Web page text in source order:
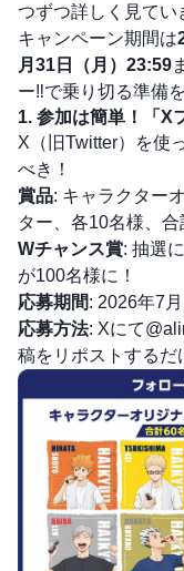
つずつ詳しく見てい
キャンペーン期間は
月31日（月）23:59
ー‼で乗り切る準備
1. 参加は簡単！「X
X（旧Twitter）を使
べき！
賞品: キャラクター
ター、各10名様、合
Wチャンス賞: 抽選
が100名様に！
応募期間: 2026年7
応募方法: Xにて
稿をリポストするだ